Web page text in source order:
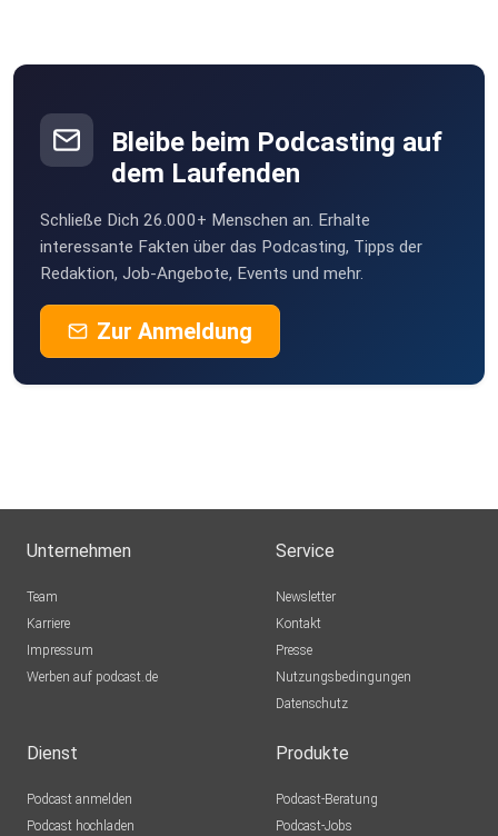
Bleibe beim Podcasting auf
dem Laufenden
Schließe Dich 26.000+ Menschen an. Erhalte
interessante Fakten über das Podcasting, Tipps der
Redaktion, Job-Angebote, Events und mehr.
Zur Anmeldung
Unternehmen
Team
Karriere
Impressum
Werben auf podcast.de
Service
Newsletter
Kontakt
Presse
Nutzungsbedingungen
Datenschutz
Dienst
Podcast anmelden
Podcast hochladen
Produkte
Podcast-Beratung
Podcast-Jobs